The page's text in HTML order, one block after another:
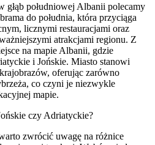
głąb południowej Albanii polecamy
do południa, która przyciąga
licznymi restauracjami oraz
atrakcjami regionu. Z
na mapie Albanii, gdzie
i Jońskie. Miasto stanowi
oferując zarówno
co czyni je niezwykle
mapie.
czy Adriatyckie?
zwrócić uwagę na różnice